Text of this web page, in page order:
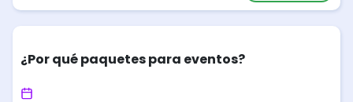
¿Por qué paquetes para eventos?